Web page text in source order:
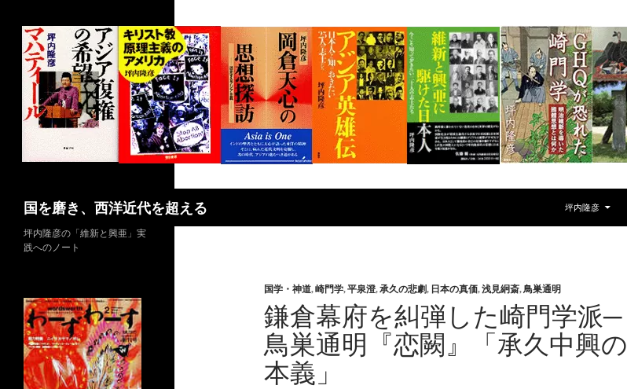
国を磨き、西洋近代を超える 坪内隆彦
国学・神道,崎門学,平泉澄,承久の悲劇, 日本の真価,浅見絅斎,鳥巣通明
鎌倉幕府を糾弾した崎門学派─
鳥巣通明『恋闕』「承久中興の
本義」
坪内隆彦の「維新と興亜」実
践へのノート